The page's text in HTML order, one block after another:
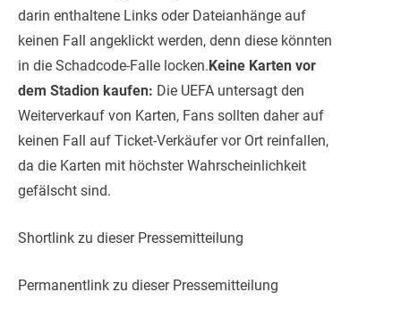
darin enthaltene Links oder Dateianhänge auf
keinen Fall angeklickt werden, denn diese könnten
in die Schadcode-Falle locken.Keine Karten vor
dem Stadion kaufen: Die UEFA untersagt den
Weiterverkauf von Karten, Fans sollten daher auf
keinen Fall auf Ticket-Verkäufer vor Ort reinfallen,
da die Karten mit höchster Wahrscheinlichkeit
gefälscht sind.
Shortlink zu dieser Pressemitteilung
Permanentlink zu dieser Pressemitteilung